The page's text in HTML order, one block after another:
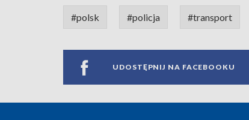
#polsk #policja #transport
UDOSTĘPNIJ NA FACEBOOKU